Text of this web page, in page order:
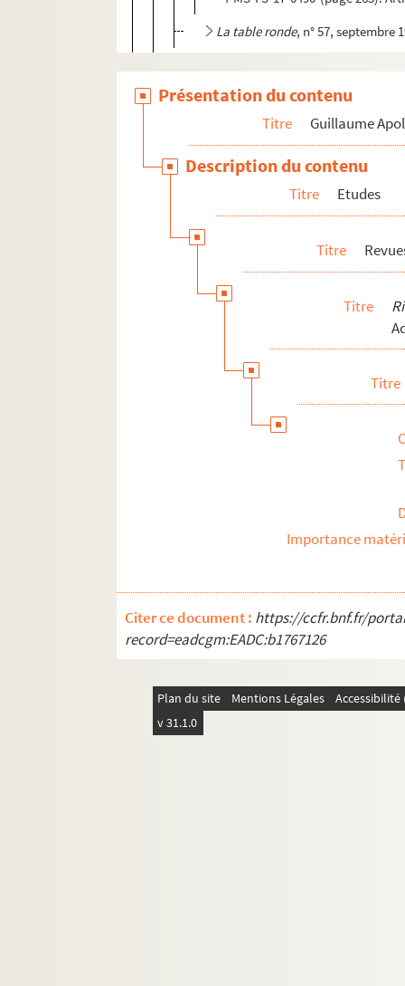
La table ronde, n° 57, septembre
Articles de Pierre-Marcel Adéma
4-MS-FS-17-0618. Articles divers
Bibliographie
Documentation thématique
Célébration et rayonnement
Pierre-Marcel Adéma
Présentation du contenu
Titre Guillaume
Description du contenu
Titre Etudes
Titre
Titre
Titre
Importance
Citer ce document : https://ccfr.bnf.fr/
record=eadcgm:EADC:b1767126
Plan du site Mentions Légales
v 31.1.0